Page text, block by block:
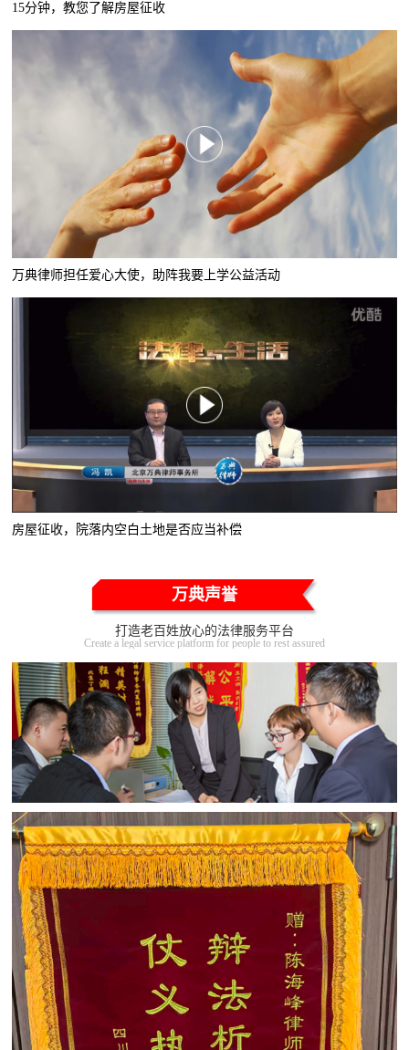
15分钟，教您了解房屋征收
万典律师担任爱心大使，助阵我要上学公益活动
房屋征收，院落内空白土地是否应当补偿
万典声誉
打造老百姓放心的法律服务平台
Create a legal service platform for people to rest assured